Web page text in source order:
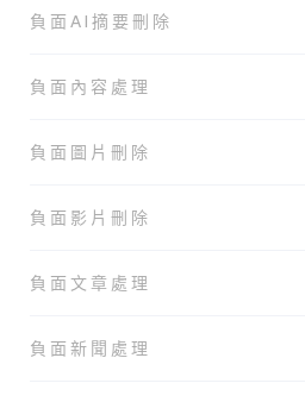
負面AI摘要刪除
負面內容處理
負面圖片刪除
負面影片刪除
負面文章處理
負面新聞處理